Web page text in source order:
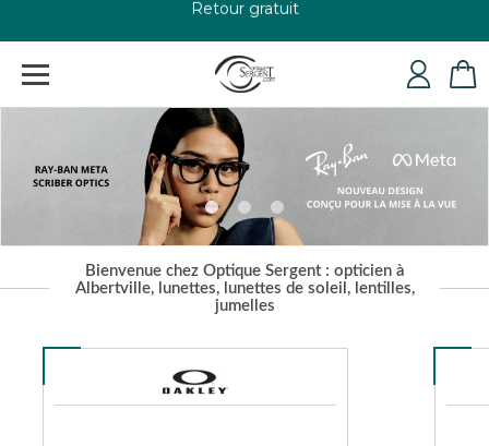
Bienvenue chez Optique Sergent : opticien à
Albertville, lunettes, lunettes de soleil, lentilles,
jumelles